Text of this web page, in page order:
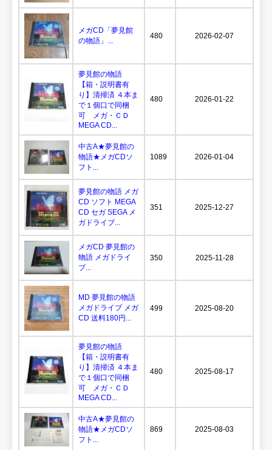
メガCD「夢見館
の物語」...
480 2026-02-07
夢見館の物語
【箱・説明書有
り】清掃済 ４本ま
で１個口で同梱
可 メガ・ＣＤ
MEGA CD...
480 2026-01-22
中古A★夢見館の
物語★メガCDソ
フト...
1089 2026-01-04
夢見館の物語 メガ
CD ソフト MEGA
CD セガ SEGA メ
ガドライブ...
351 2025-12-27
メガCD 夢見館の
物語 メガドライ
ブ...
350 2025-11-28
MD 夢見館の物語
メガドライブ メガ
CD 送料180円...
499 2025-08-20
夢見館の物語
【箱・説明書有
り】清掃済 ４本ま
で１個口で同梱
可 メガ・ＣＤ
MEGA CD...
480 2025-08-17
中古A★夢見館の
物語★メガCDソ
フト...
869 2025-08-03